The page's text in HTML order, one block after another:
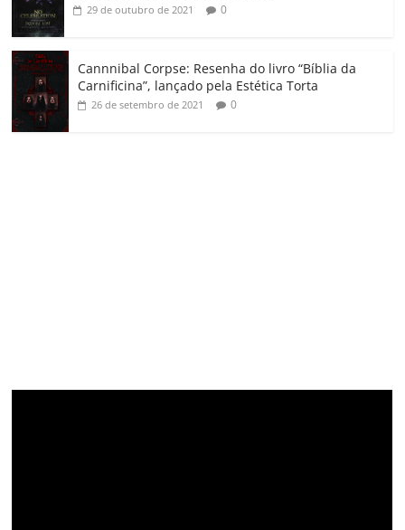
29 de outubro de 2021 0
Cannnibal Corpse: Resenha do livro “Bíblia da
Carnificina”, lançado pela Estética Torta
26 de setembro de 2021 0